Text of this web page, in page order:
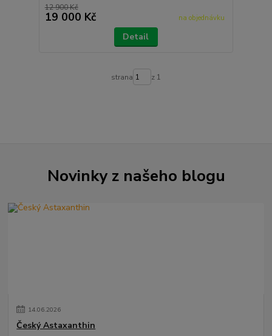
12 900 Kč
19 000 Kč na objednávku
Detail
strana z 1
Novinky z našeho blogu
14.06.2026
Český Astaxanthin